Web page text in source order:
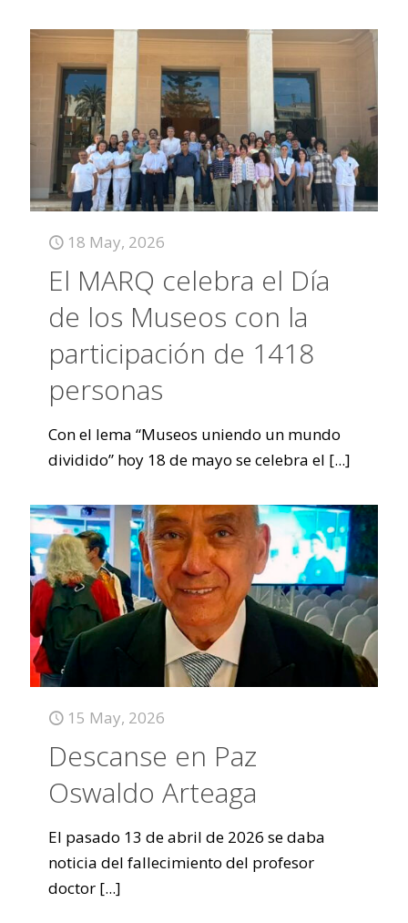
18 May, 2026
El MARQ celebra el Día
de los Museos con la
participación de 1418
personas
Con el lema “Museos uniendo un mundo
dividido” hoy 18 de mayo se celebra el [...]
15 May, 2026
Descanse en Paz
Oswaldo Arteaga
El pasado 13 de abril de 2026 se daba
noticia del fallecimiento del profesor
doctor [...]